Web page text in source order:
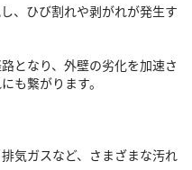
、ひび割れや剥がれが発生す
となり、外壁の劣化を加速さ
も繋がります。
気ガスなど、さまざまな汚れ